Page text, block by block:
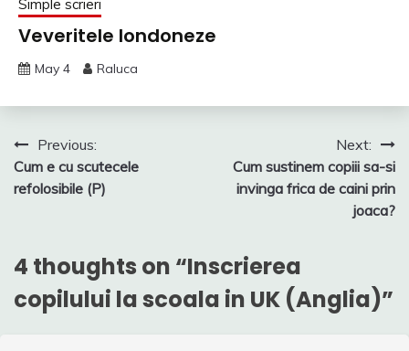
Simple scrieri
Veveritele londoneze
May 4 Raluca
Post
navigation
Previous:
Cum e cu scutecele
refolosibile (P)
Next:
Cum sustinem copiii sa-si
invinga frica de caini prin
joaca?
4 thoughts on “Inscrierea
copilului la scoala in UK (Anglia)”